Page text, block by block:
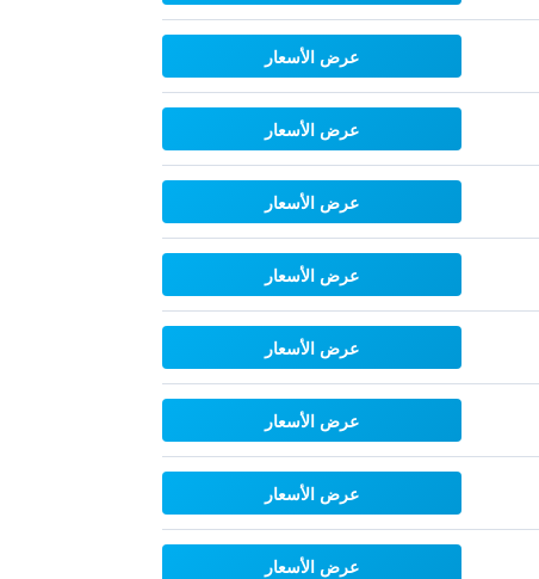
عرض الأسعار
عرض الأسعار
عرض الأسعار
عرض الأسعار
عرض الأسعار
عرض الأسعار
عرض الأسعار
عرض الأسعار